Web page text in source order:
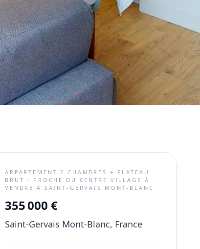
APPARTEMENT 2 CHAMBRES + PLATEAU
BRUT - PROCHE DU CENTRE VILLAGE À
VENDRE À SAINT-GERVAIS MONT-BLANC
355 000 €
Saint-Gervais Mont-Blanc, France